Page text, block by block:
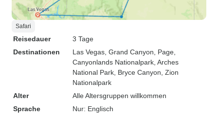
Safari
Reisedauer
3 Tage
Destinationen
Las Vegas , Grand Canyon , Page
Canyonlands Nationalpark , Arches
National Park , Bryce Canyon , Zion
Nationalpark
Alter
Alle Altersgruppen willkommen
Sprache
Nur: Englisch